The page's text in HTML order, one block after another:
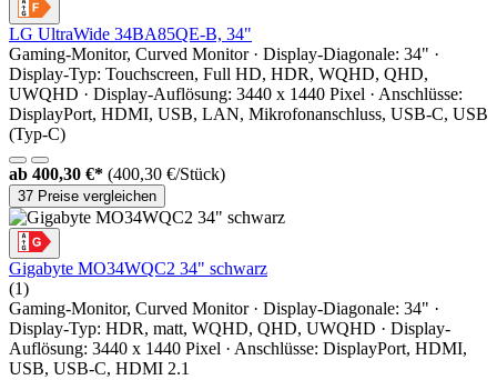
LG UltraWide 34BA85QE-B, 34"
Gaming-Monitor, Curved Monitor · Display-Diagonale: 34" ·
Display-Typ: Touchscreen, Full HD, HDR, WQHD, QHD,
UWQHD · Display-Auflösung: 3440 x 1440 Pixel · Anschlüsse:
DisplayPort, HDMI, USB, LAN, Mikrofonanschluss, USB-C, USB
(Typ-C)
ab 400,30 €* (400,30 €/Stück)
37 Preise vergleichen
Gigabyte MO34WQC2 34" schwarz
(1)
Gaming-Monitor, Curved Monitor · Display-Diagonale: 34" ·
Display-Typ: HDR, matt, WQHD, QHD, UWQHD · Display-
Auflösung: 3440 x 1440 Pixel · Anschlüsse: DisplayPort, HDMI,
USB, USB-C, HDMI 2.1